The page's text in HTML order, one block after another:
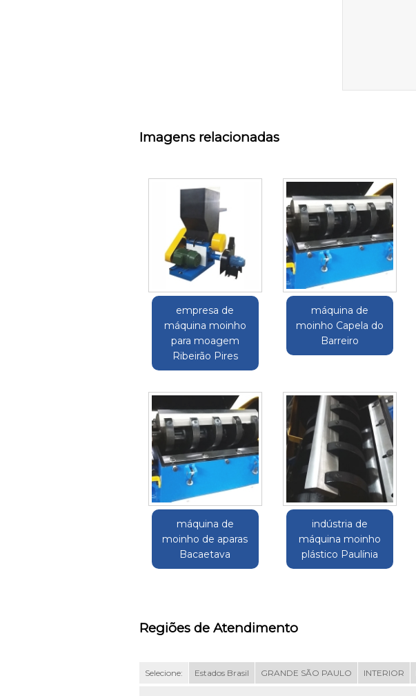
Imagens relacionadas
empresa de
máquina moinho
para moagem
Ribeirão Pires
máquina de
moinho Capela do
Barreiro
máquina de
moinho de aparas
Bacaetava
indústria de
máquina moinho
plástico Paulínia
Regiões de Atendimento
Selecione: Estados Brasil GRANDE SÃO PAULO INTERIOR